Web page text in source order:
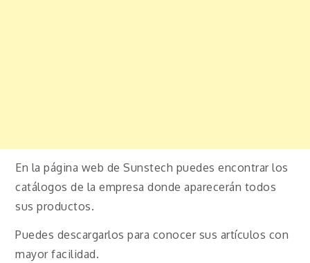
En la página web de Sunstech puedes encontrar los
catálogos de la empresa donde aparecerán todos
sus productos.
Puedes descargarlos para conocer sus artículos con
mayor facilidad.